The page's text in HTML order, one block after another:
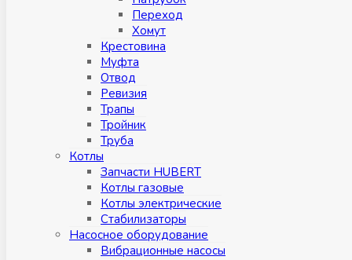
Переход
Хомут
Крестовина
Муфтa
Отвод
Ревизия
Трапы
Тройник
Труба
Котлы
Запчасти HUBERT
Котлы газовые
Котлы электрические
Стабилизаторы
Насосное оборудование
Вибрационные насосы